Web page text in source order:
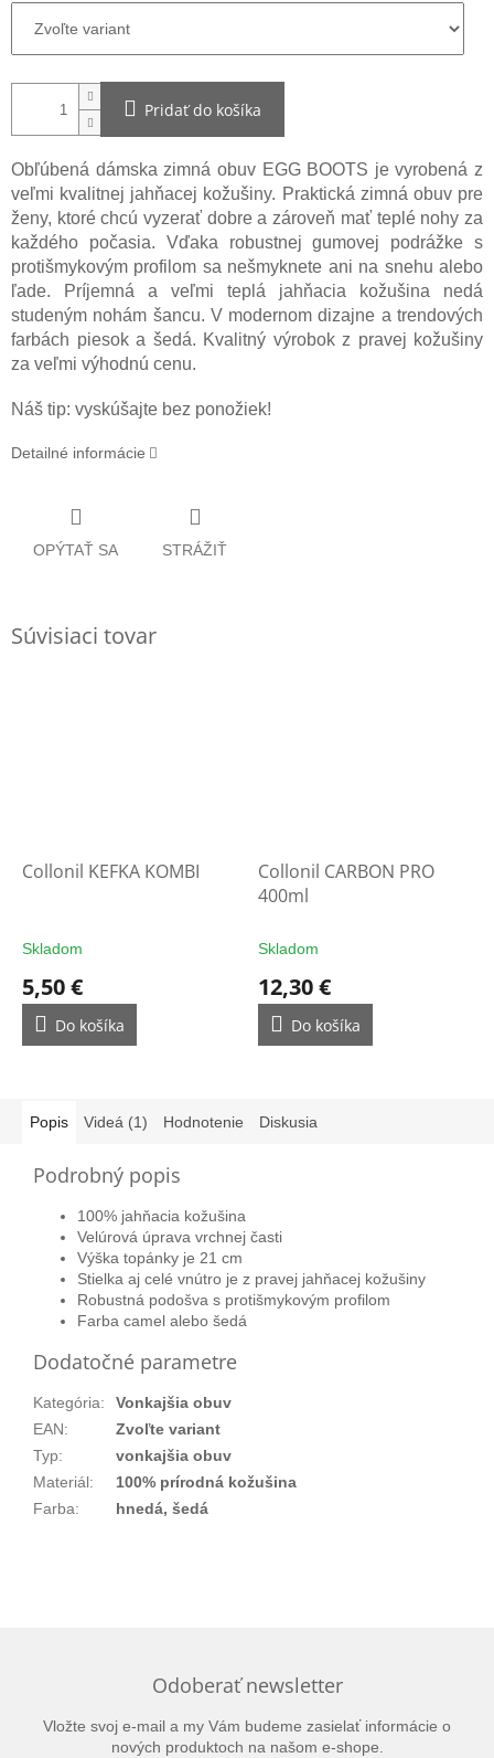
Pridať do košíka
Obľúbená dámska zimná obuv EGG BOOTS je vyrobená z
veľmi kvalitnej jahňacej kožušiny. Praktická zimná obuv pre
ženy, ktoré chcú vyzerať dobre a zároveň mať teplé nohy za
každého počasia. Vďaka robustnej gumovej podrážke s
protišmykovým profilom sa nešmyknete ani na snehu alebo
ľade. Príjemná a veľmi teplá jahňacia kožušina nedá
studeným nohám šancu. V modernom dizajne a trendových
farbách piesok a šedá. Kvalitný výrobok z pravej kožušiny
za veľmi výhodnú cenu.
Náš tip: vyskúšajte bez ponožiek!
Detailné informácie
OPÝTAŤ SA STRÁŽIŤ
Súvisiaci tovar
Collonil KEFKA KOMBI
Skladom
5,50 €
Do košíka
Collonil CARBON PRO
400ml
Skladom
12,30 €
Do košíka
Popis Videá (1) Hodnotenie Diskusia
Podrobný popis
100% jahňacia kožušina
Velúrová úprava vrchnej časti
Výška topánky je 21 cm
Stielka aj celé vnútro je z pravej jahňacej kožušiny
Robustná podošva s protišmykovým profilom
Farba camel alebo šedá
Dodatočné parametre
Kategória:
Vonkajšia obuv
EAN:
Zvoľte variant
Typ:
vonkajšia obuv
Materiál:
100% prírodná kožušina
Farba: hnedá, šedá
Odoberať newsletter
Vložte svoj e-mail a my Vám budeme zasielať informácie o
nových produktoch na našom e-shope.